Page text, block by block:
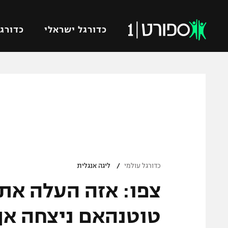
כדורגל ישראלי
ברחבה
"מעל הליגה" – פודקאסט
מכבי
בית"ר
כדורגל עולמי / ליגה אנגלית
צפו: אזה העלה
טוטנהאם ניצחה